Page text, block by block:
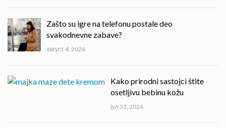
Zašto su igre na telefonu postale deo
svakodnevne zabave?
август 4, 2026
Kako prirodni sastojci štite
osetljivu bebinu kožu
јул 31, 2026